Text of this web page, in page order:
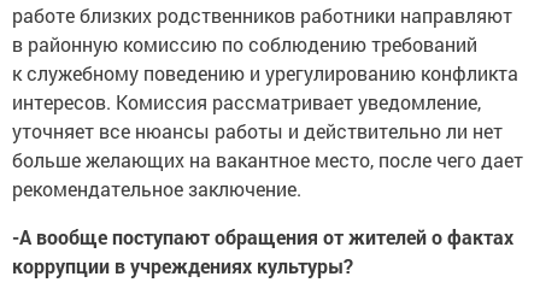
работе близких родственников работники направляют
в районную комиссию по соблюдению требований
к служебному поведению и урегулированию конфликта
интересов. Комиссия рассматривает уведомление,
уточняет все нюансы работы и действительно ли нет
больше желающих на вакантное место, после чего дает
рекомендательное заключение.
-А вообще поступают обращения от жителей о фактах
коррупции в учреждениях культуры?